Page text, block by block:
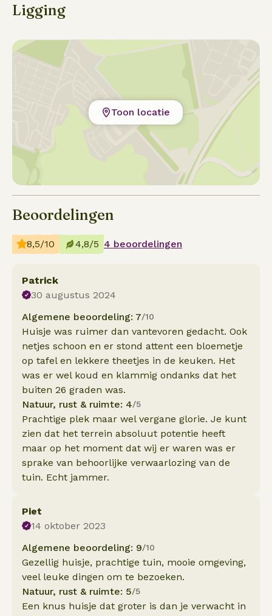
Ligging
Toon locatie
Beoordelingen
8,5/10 4,8/5 4 beoordelingen
Patrick
30 augustus 2024
Algemene beoordeling: 7/10
Huisje was ruimer dan vantevoren gedacht. Ook
netjes schoon en er stond attent een bloemetje
op tafel en lekkere theetjes in de keuken. Het
was er wel koud en klammig ondanks dat het
buiten 26 graden was.
Natuur, rust & ruimte: 4/5
Prachtige plek maar wel vergane glorie. Je kunt
zien dat het terrein absoluut potentie heeft
maar op het moment dat wij er waren was er
sprake van behoorlijke verwaarlozing van de
tuin. Echt jammer.
Piet
14 oktober 2023
Algemene beoordeling: 9/10
Gezellig huisje, prachtige tuin, mooie omgeving,
veel leuke dingen om te bezoeken.
Natuur, rust & ruimte: 5/5
Een knus huisje dat groter is dan je verwacht in